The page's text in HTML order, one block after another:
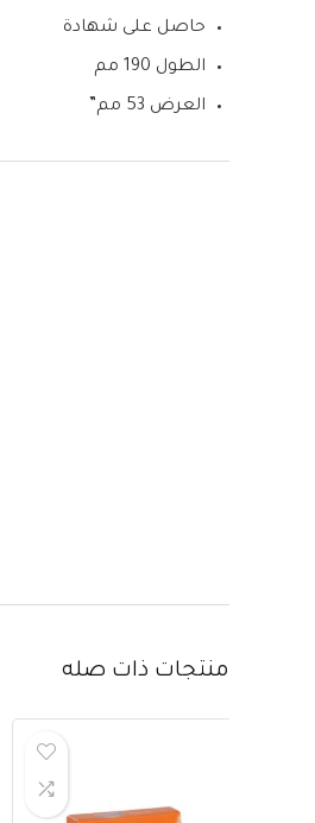
حاصل على شهادة
الطول 190 مم
العرض 53 مم”
منتجات ذات صله